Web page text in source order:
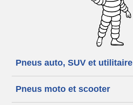
Pneus auto, SUV et utilitaire
Pneus moto et scooter